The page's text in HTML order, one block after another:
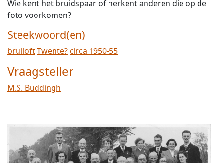
Wie kent het bruidspaar of herkent anderen die op de
foto voorkomen?
Steekwoord(en)
bruiloftTwente?circa 1950-55
Vraagsteller
M.S. Buddingh